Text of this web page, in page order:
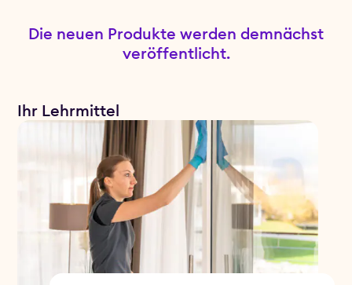
Die neuen Produkte werden demnächst
veröffentlicht.
Ihr Lehrmittel